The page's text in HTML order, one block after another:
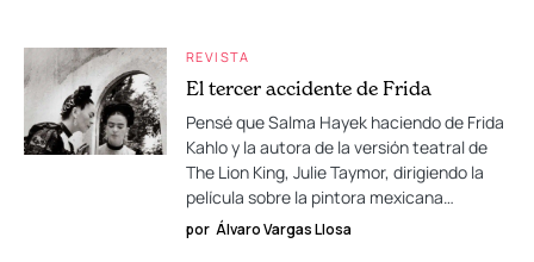
REVISTA
El tercer accidente de Frida
Pensé que Salma Hayek haciendo de Frida
Kahlo y la autora de la versión teatral de
The Lion King, Julie Taymor, dirigiendo la
película sobre la pintora mexicana…
por Álvaro Vargas Llosa